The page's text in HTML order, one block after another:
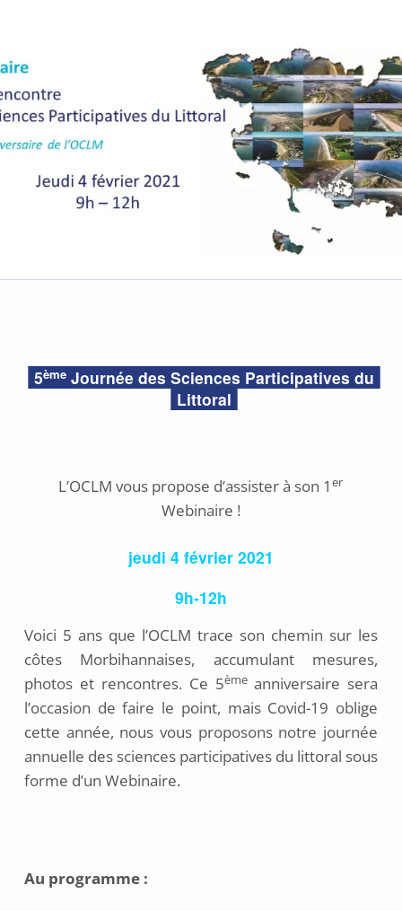
ON:
2
5èmeJournée des Sciences Participatives du
Littoral
L’OCLM vous propose d’assister à son 1er
Webinaire !
jeudi 4 février 2021
9h-12h
Voici 5 ans que l’OCLM trace son chemin sur les
côtes Morbihannaises, accumulant mesures,
photos et rencontres. Ce 5ème anniversaire sera
l’occasion de faire le point, mais Covid-19 oblige
cette année, nous vous proposons notre journée
annuelle des sciences participatives du littoral sous
forme d’un Webinaire.
Au programme :